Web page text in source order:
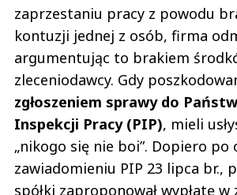
zaprzestaniu pracy z powodu
kontuzji jednej z osób, firma
argumentując to brakiem
zleceniodawcy. Gdy
zgłoszeniem sprawy do
Inspekcji Pracy (PIP), mieli
„nikogo się nie boi”. Dopiero po
zawiadomieniu PIP 23 lipca br.,
spółki zaproponował wypłatę w